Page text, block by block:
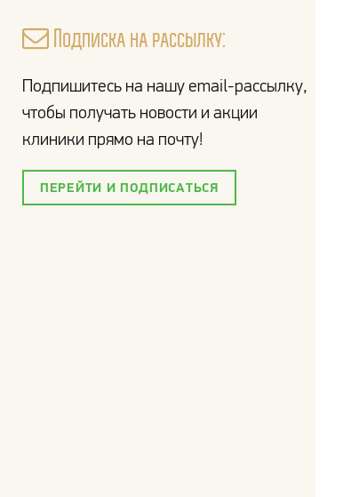
Подписка на рассылку:
Подпишитесь на нашу email-рассылку,
чтобы получать новости и акции
клиники прямо на почту!
ПЕРЕЙТИ И ПОДПИСАТЬСЯ